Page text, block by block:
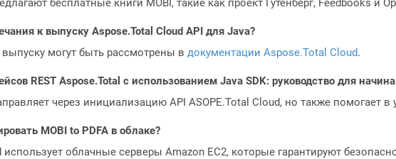
к выпуску Aspose.Total Cloud API для Java?
могут быть рассмотрены в документации Aspose.Total Cloud.
REST Aspose.Total с использованием Java SDK: руководство для
через инициализацию API ASOPE.Total Cloud, но также помогает
MOBI to PDFA в облаке?
облачные серверы Amazon EC2, которые гарантируют